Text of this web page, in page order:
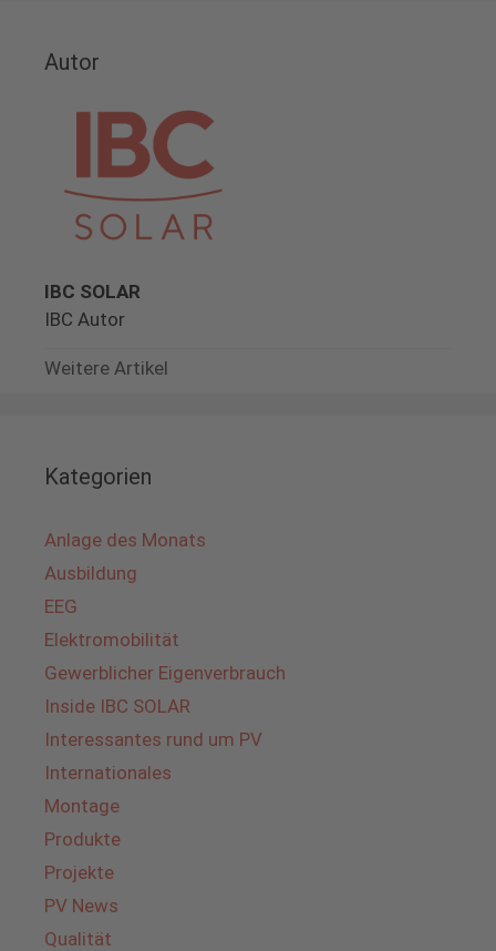
Autor
IBC SOLAR
IBC Autor
Weitere Artikel
Kategorien
Anlage des Monats
Ausbildung
EEG
Elektromobilität
Gewerblicher Eigenverbrauch
Inside IBC SOLAR
Interessantes rund um PV
Internationales
Montage
Produkte
Projekte
PV News
Qualität